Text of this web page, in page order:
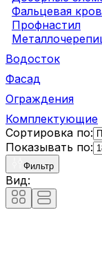
Фальцевая
Профнастил
Водосток
Фасад
Ограждения
Комплектующие
Сортировка по:
Показывать по:
Фильтр
Вид: